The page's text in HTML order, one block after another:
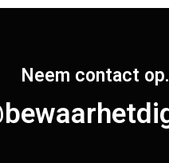
Neem contact op.